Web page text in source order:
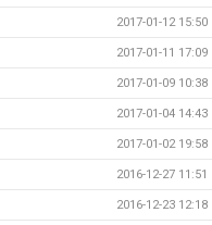
2017-01-12 15:50
2017-01-11 17:09
2017-01-09 10:38
2017-01-04 14:43
2017-01-02 19:58
2016-12-27 11:51
2016-12-23 12:18